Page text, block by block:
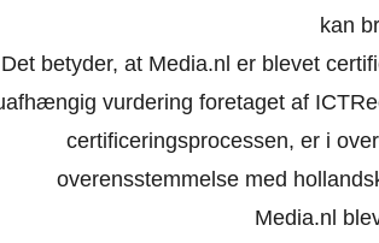
kan
Det betyder, at Media.nl er blevet
vurdering foretaget af
certificeringsprocessen, er i
overensstemmelse med
Media.nl